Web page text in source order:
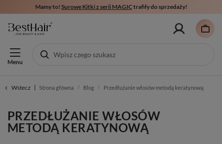
Mamy to! Surowe Kitki z serii MAGICtrafiły do sprzedaży!
Menu
Wstecz Strona główna Blog Przedłużanie włosów metodą keratynową
PRZEDŁUŻANIE WŁOSÓW
METODĄ KERATYNOWĄ